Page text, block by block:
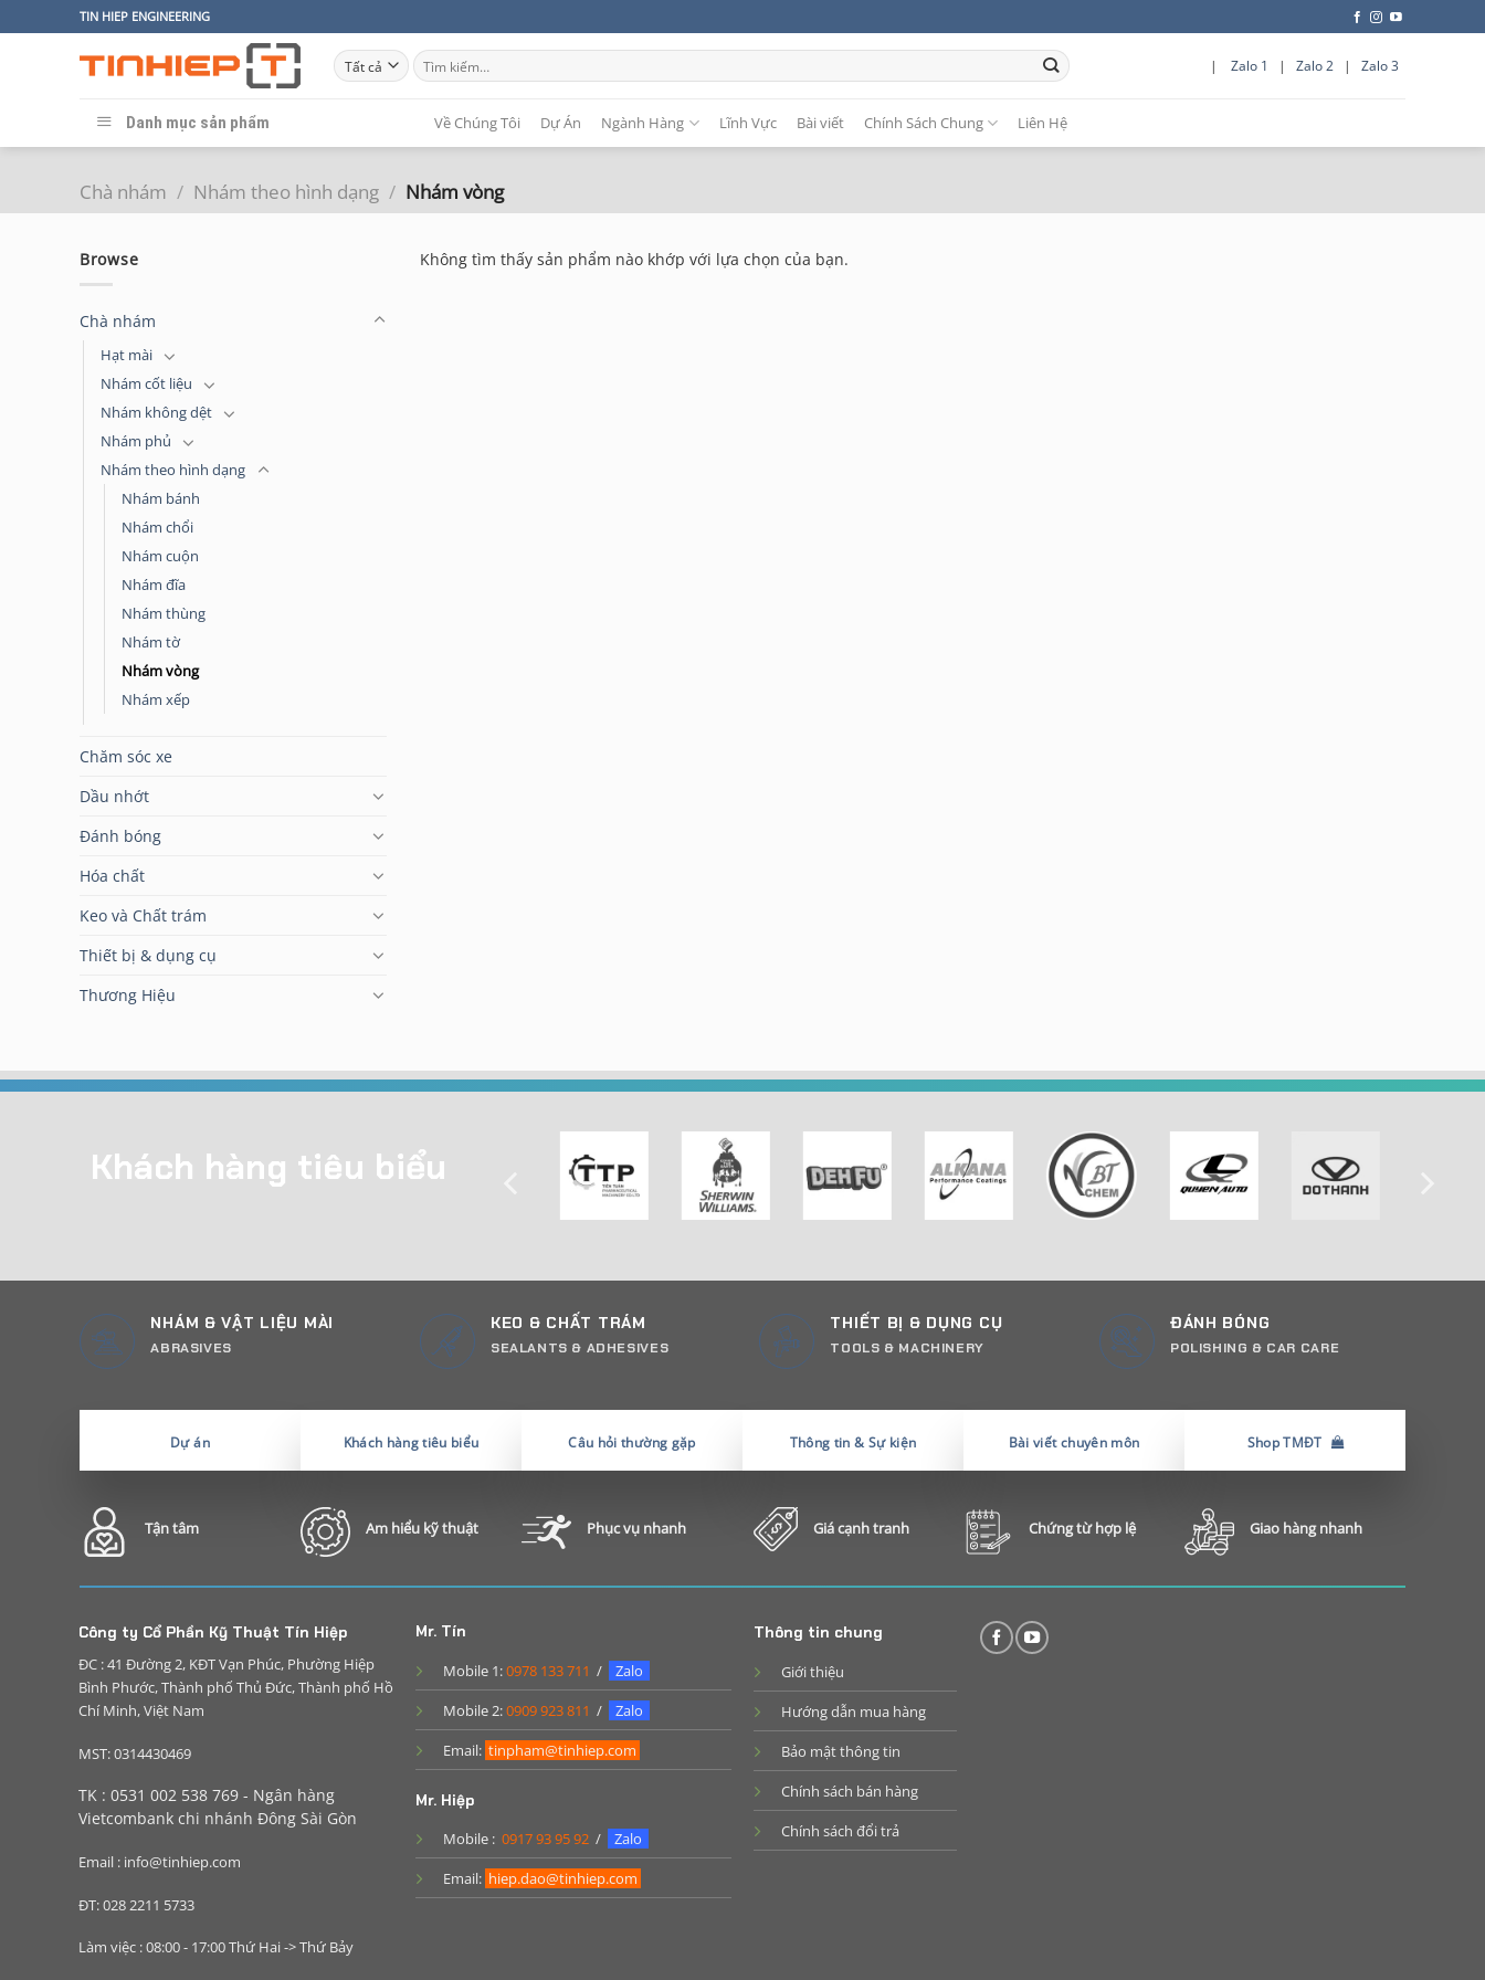
qua
TIN HIEP ENGINEERING
Tìm
kiếm:
| Zalo 1 | Zalo 2 | Zalo 3
Danh mục sản phẩm Về Chúng Tôi Dự Án Ngành Hàng Lĩnh Vực Bài viết Chính Sách Chung Liên Hệ
Chà nhám / Nhám theo hình dạng / Nhám vòng
Browse
Chà nhám
Hạt mài
Nhám cốt liệu
Nhám không dệt
Nhám phủ
Nhám theo hình dạng
Nhám bánh
Nhám chổi
Nhám cuộn
Nhám đĩa
Nhám thùng
Nhám tờ
Nhám vòng
Nhám xếp
Chăm sóc xe
Dầu nhớt
Đánh bóng
Hóa chất
Keo và Chất trám
Thiết bị & dụng cụ
Thương Hiệu
Không tìm thấy sản phẩm nào khớp với lựa chọn của bạn.
Khách hàng tiêu biểu
NHÁM & VẬT LIỆU MÀI
ABRASIVES
KEO & CHẤT TRÁM
SEALANTS & ADHESIVES
THIẾT BỊ & DỤNG CỤ
TOOLS & MACHINERY
ĐÁNH BÓNG
POLISHING & CAR CARE
Dự án Khách hàng tiêu biểu Câu hỏi thường gặp Thông tin & Sự kiện Bài viết chuyên môn Shop TMĐT
Tận tâm Am hiểu kỹ thuật Phục vụ nhanh Giá cạnh tranh Chứng từ hợp lệ Giao hàng nhanh
Công ty Cổ Phần Kỹ Thuật Tín Hiệp
ĐC : 41 Đường 2, KĐT Vạn Phúc, Phường Hiệp
Bình Phước, Thành phố Thủ Đức, Thành phố Hồ
Chí Minh, Việt Nam
MST: 0314430469
TK : 0531 002 538 769 - Ngân hàng
Vietcombank chi nhánh Đông Sài Gòn
Email : info@tinhiep.com
ĐT: 028 2211 5733
Làm việc : 08:00 - 17:00 Thứ Hai -> Thứ Bảy
Mr. Tín
Mobile 1:0978 133 711 /
Zalo
Mobile 2:0909 923 811 /
Zalo
Email: tinpham@tinhiep.com
Mr. Hiệp
Mobile :0917 93 95 92 /
Zalo
Email: hiep.dao@tinhiep.com
Thông tin chung
Giới thiệu
Hướng dẫn mua hàng
Bảo mật thông tin
Chính sách bán hàng
Chính sách đổi trả